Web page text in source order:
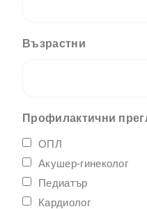
Възрастни
Профилактични
ОПЛ
Акушер-гинеколог
Педиатър
Кардиолог